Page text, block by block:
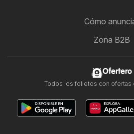
Cómo
Zona B2B
Ofertero
Todos los folletos con ofertas